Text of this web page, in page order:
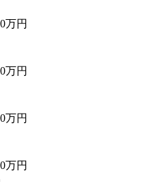
万円
万円
万円
万円